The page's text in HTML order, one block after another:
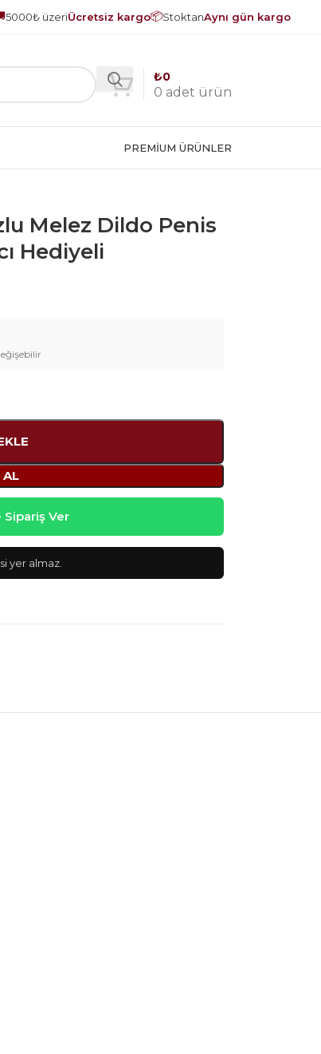
5000₺ üzeriÜcretsiz kargo📦StoktanAynı gün kargo
0 adet ürün
₺0
PREMIUM ÜRÜNLER
Melez Dildo Penis
Hediyeli
AL
Ver
yer almaz.